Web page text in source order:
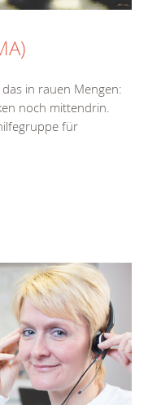
in rauen Mengen:
noch mittendrin.
für